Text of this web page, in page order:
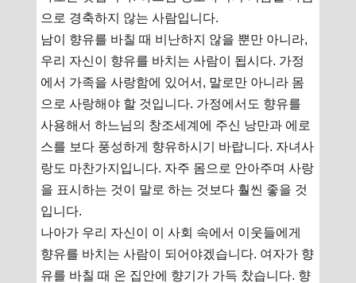
으로 경축하지 않는 사람입니다.
남이 향유를 바칠 때 비난하지 않을 뿐만 아니라,
우리 자신이 향유를 바치는 사람이 됩시다. 가정
에서 가족을 사랑함에 있어서, 말로만 아니라 몸
으로 사랑해야 할 것입니다. 가정에서도 향유를
사용해서 하느님의 창조세계에 주신 낭만과 에로
스를 보다 풍성하게 향유하시기 바랍니다. 자녀사
랑도 마찬가지입니다. 자주 몸으로 안아주며 사랑
을 표시하는 것이 말로 하는 것보다 훨씬 좋을 것
입니다.
나아가 우리 자신이 이 사회 속에서 이웃들에게
향유를 바치는 사람이 되어야겠습니다. 여자가 향
유를 바칠 때 온 집안에 향기가 가득 찼습니다. 향